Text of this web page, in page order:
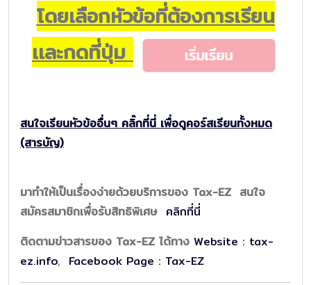
โดยเลือกหัวข้อที่ต้องการเรียน
เเละกดที่ปุ่ม
สนใจเรียนหัวข้ออื่นๆ คลิ๊กที่นี่ เพื่อดูคอร์สเรียนทั้งหมด
(สารบัญ)
มาทำให้เป็นเรื่องง่ายด้วยบริการของ Tax-EZ สนใจ
สมัครสมาชิกเพื่อรับสิทธิพิเศษ คลิกที่นี่
ติดตามข่าวสารของ Tax-EZ ได้ทาง Website : tax-
ez.info, Facebook Page : Tax-EZ